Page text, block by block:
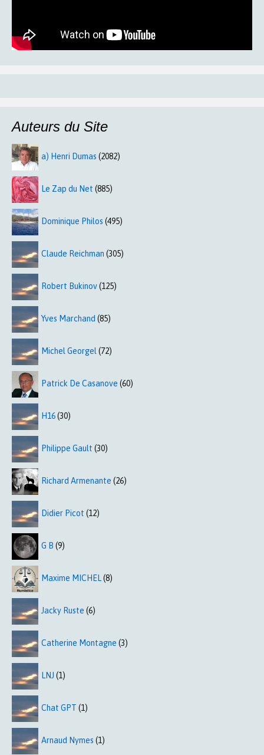
Auteurs du Site
a) Henri Dumas (2082)
Le Zap du Net (885)
Dominique Philos (495)
Claude Reichman (305)
Robert Bukinov(125)
Yves Marchand (85)
Michel Georgel (72)
Patrick De Casanove (60)
H16(30)
Philippe Gault (30)
Richard Armenante (26)
Didier Picot (12)
G B (9)
Maxime MICHEL(8)
Jacky Ruste (6)
Catherine Montagne (3)
LNJ (1)
Chat GPT (1)
Arnaud Nymes (1)